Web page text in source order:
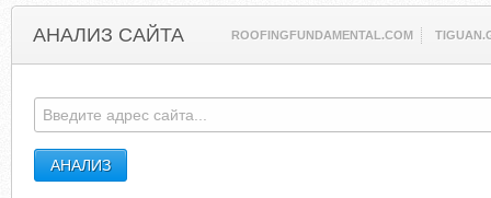
АНАЛИЗ САЙТА ROOFINGFUNDAMENTAL.COM